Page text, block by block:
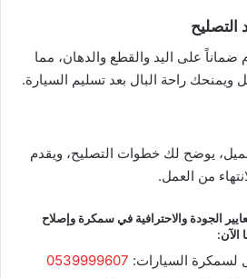
على اليد والقطع والدهان، مما
راحة البال بعد تسليم السيارة.
يوضح لك خطوات التصليح، ويقدم
من العمل.
الجودة والاحترافية في سمكرة وإصلاح
الآن:
لسمكرة السيارات: 0539999607